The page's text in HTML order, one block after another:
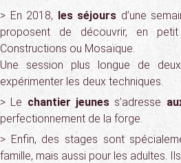
> En 2018, les séjours d’une
proposent de découvrir, en
Constructions ou Mosaïque.
Une session plus longue de
expérimenter les deux techniques.
> Le chantier jeunes s’adresse
perfectionnement de la forge.
> Enfin, des stages sont
famille, mais aussi pour les adultes.